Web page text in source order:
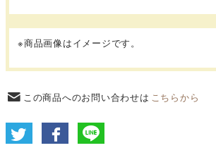
※商品画像はイメージです。
この商品へのお問い合わせは こちらから